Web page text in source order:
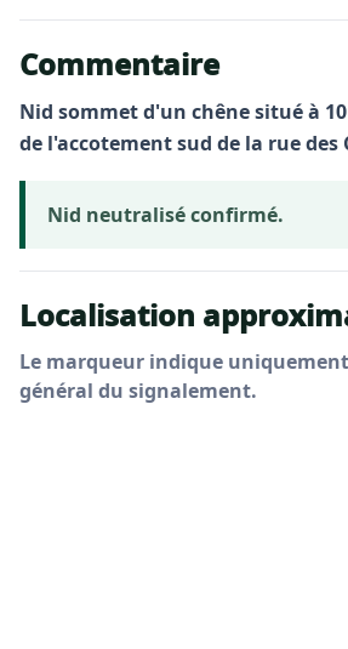
Commentaire
Nid sommet d'un chêne situé à
de l'accotement sud de la rue des
Nid neutralisé confirmé.
Localisation
Le marqueur indique
général du signalement.